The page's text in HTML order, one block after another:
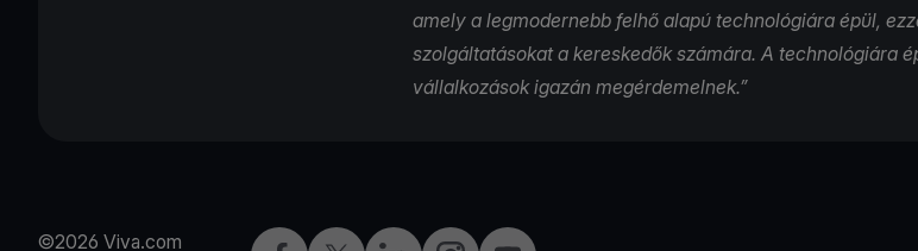
amely a legmodernebb felhő alapú technológiára épül,
szolgáltatásokat a kereskedők számára. A technológiára
vállalkozások igazán megérdemelnek.”
©2026 Viva.com